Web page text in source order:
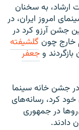
ارشاد، به سخنان
امروز ایران، در
جشن آرزو کرد در
خارج چون گلشیفته
وجعفر
جشن خانه سینما
خود کرد، رسانه‌های
در جمهوری
دادند.